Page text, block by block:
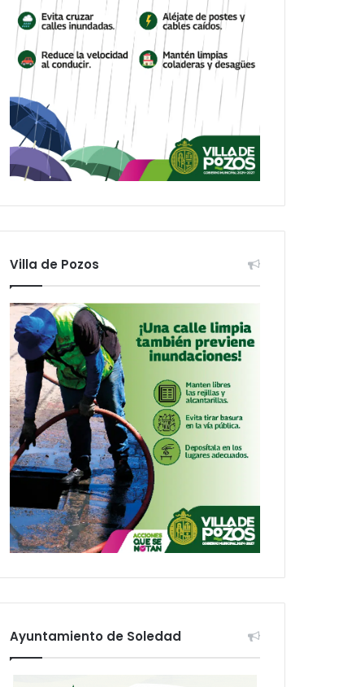
Villa de Pozos
Ayuntamiento de Soledad